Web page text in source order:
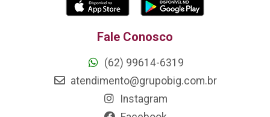
Fale Conosco
(62) 99614-6319
atendimento@grupobig.com.br
Instagram